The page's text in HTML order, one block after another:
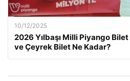
10/12/2025
2026 Yılbaşı Milli Piyango Bilet
ve Çeyrek Bilet Ne Kadar?